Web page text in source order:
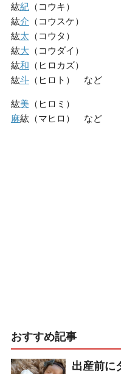
紘紀（コウキ）
紘介 （コウスケ）
紘太 （コウタ）
紘大 （コウダイ）
紘和 （ヒロカズ）
紘斗（ヒロト） など
紘美 （ヒロミ）
麻紘（マヒロ） など
おすすめ記事
出産前に